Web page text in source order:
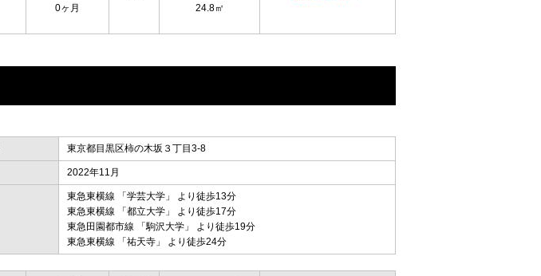
0ヶ月
24.8㎡
東京都目黒区柿の木坂３丁目3-8
2022年11月
東急東横線 「 学芸大学 」 より徒歩13分
東急東横線 「 都立大学 」 より徒歩17分
東急田園都市線 「駒沢大学 」 より徒歩19分
東急東横線 「 祐天寺 」 より徒歩24分